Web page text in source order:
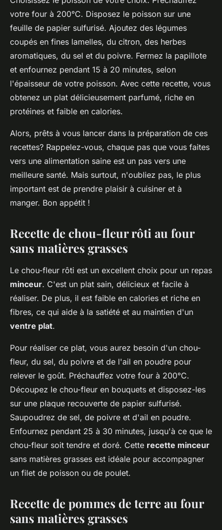
votre four à 200°C. Disposez le poisson sur une
feuille de papier sulfurisé. Ajoutez des légumes
coupés en fines lamelles, du citron, des herbes
aromatiques, du sel et du poivre. Fermez la papillote
et enfournez pendant 15 à 20 minutes, selon
l'épaisseur de votre poisson. Avec cette recette, vous
obtenez un plat délicieusement parfumé, riche en
protéines et faible en calories.
Alors, prêts à vous lancer dans la préparation de ces
recettes? Rappelez-vous, chaque pas que vous faites
vers une alimentation saine est un pas vers une
meilleure santé. Mais surtout, n'oubliez pas, le plus
important est de prendre plaisir à cuisiner et à
manger. Bon appétit !
Recette de chou-fleur rôti au four
sans matières grasses
Le chou-fleur rôti est un excellent choix pour un repas
minceur. C'est un plat sain, délicieux et facile à
réaliser. De plus, il est faible en calories et riche en
fibres, ce qui aide à la satiété et au maintien d'un
ventre plat.
Pour réaliser ce plat, vous aurez besoin d'un chou-
fleur, du sel, du poivre et de l'ail en poudre pour
relever le goût. Préchauffez votre four à 200°C.
Découpez le chou-fleur en bouquets et disposez-les
sur une plaque recouverte de papier sulfurisé.
Saupoudrez de sel, de poivre et d'ail en poudre.
Enfournez pendant 25 à 30 minutes, jusqu'à ce que le
chou-fleur soit tendre et doré. Cette recette minceur
sans matières grasses est idéale pour accompagner
un filet de poisson ou de poulet.
Recette de pommes de terre au four
sans matières grasses